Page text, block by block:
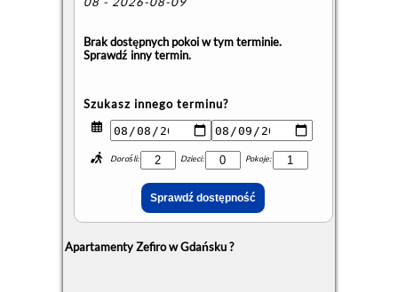
Brak dostępnych pokoi w tym terminie.
Sprawdź inny termin.
Szukasz innego terminu?
Dorośli: Dzieci: Pokoje:
Apartamenty Zefiro w Gdańsku ?